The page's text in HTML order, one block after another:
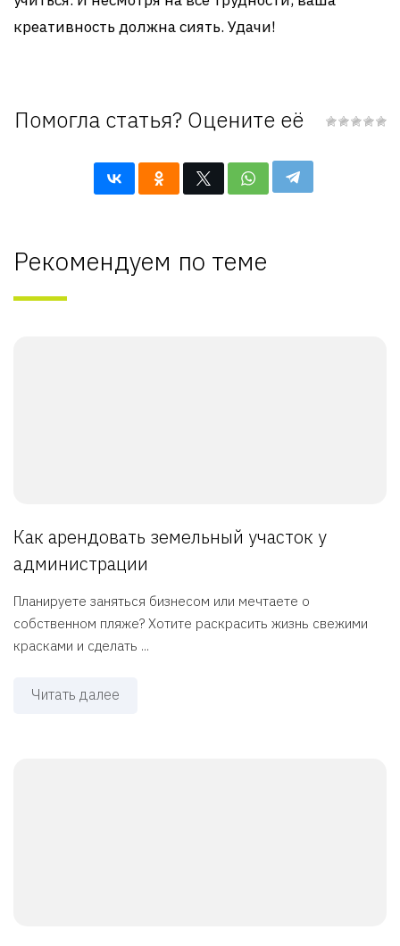
креативность должна сиять. Удачи!
Помогла статья? Оцените её
Рекомендуем по теме
Как арендовать земельный участок у
администрации
Планируете заняться бизнесом или мечтаете о
собственном пляже? Хотите раскрасить жизнь свежими
красками и сделать ...
Читать далее